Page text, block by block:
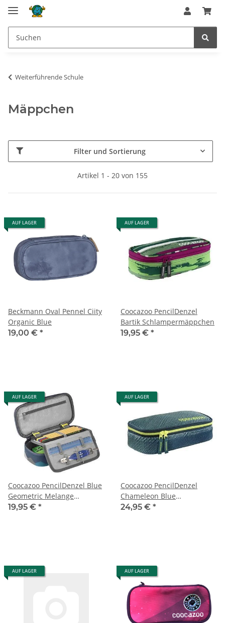
Weiterführende Schule
Mäppchen
Filter und Sortierung
Artikel 1 - 20 von 155
AUF LAGER
Beckmann Oval Pennel Ciity
Organic Blue
19,00 € *
AUF LAGER
Coocazoo PencilDenzel
Bartik Schlampermäppchen
19,95 € *
AUF LAGER
Coocazoo PencilDenzel Blue
Geometric Melange
Schlampermäppchen
19,95 € *
AUF LAGER
Coocazoo PencilDenzel
Chameleon Blue
FreakaSneaker
24,95 € *
AUF LAGER AUF LAGER